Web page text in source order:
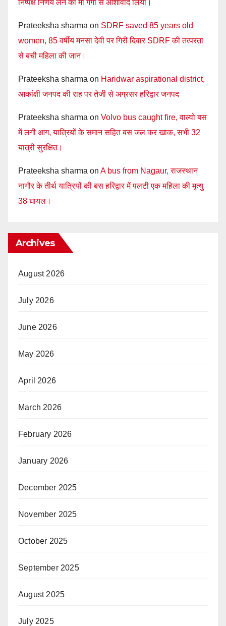
निष्पक्ष निर्णय लेने का मां गंगा से आशीर्वाद लिया।
Prateeksha sharma on SDRF saved 85 years old
women, 85 वर्षीय मनसा देवी पर गिरी दिवार SDRF की तत्परता
से बची महिला की जान।
Prateeksha sharma on Haridwar aspirational district,
आकांक्षी जनपद की राह पर तेजी से अग्रसर हरिद्वार जनपद
Prateeksha sharma on Volvo bus caught fire, वाल्वो बस
में लगी आग, यात्रियों के समान सहित बस जल कर खाक, सभी 32
यात्री सुरक्षित।
Prateeksha sharma on A bus from Nagaur, राजस्थान
नागौर के तीर्थ यात्रियों की बस हरिद्वार में पलटी एक महिला की मृत्यु
38 घायल।
Archives
August 2026
July 2026
June 2026
May 2026
April 2026
March 2026
February 2026
January 2026
December 2025
November 2025
October 2025
September 2025
August 2025
July 2025